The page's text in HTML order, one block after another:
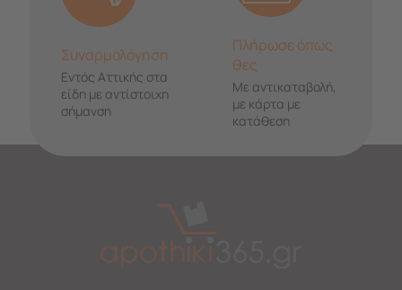
Συναρμολόγηση
Εντός Αττικής στα
είδη με αντίστοιχη
σήμανση
Πλήρωσε όπως
θες
Με αντικαταβολή,
με κάρτα με
κατάθεση